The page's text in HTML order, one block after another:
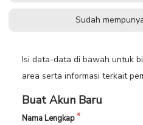
Sudah
Isi data-data di bawah untuk
area serta informasi terkait
Buat Akun Baru
Nama Lengkap